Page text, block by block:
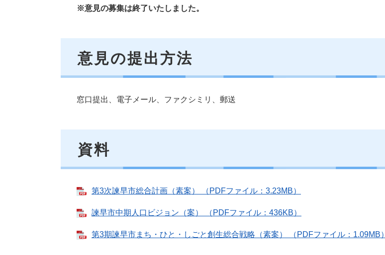
※意見の募集は終了いたしました。
意見の提出方法
窓口提出、電子メール、ファクシミリ、郵送
資料
第3次諫早市総合計画（素案） （PDFファイル：3.23MB）
諫早市中期人口ビジョン（案） （PDFファイル：436KB）
第3期諫早市まち・ひと・しごと創生総合戦略（素案） （PDFファイル：1.09MB）